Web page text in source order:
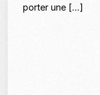
porter une […]